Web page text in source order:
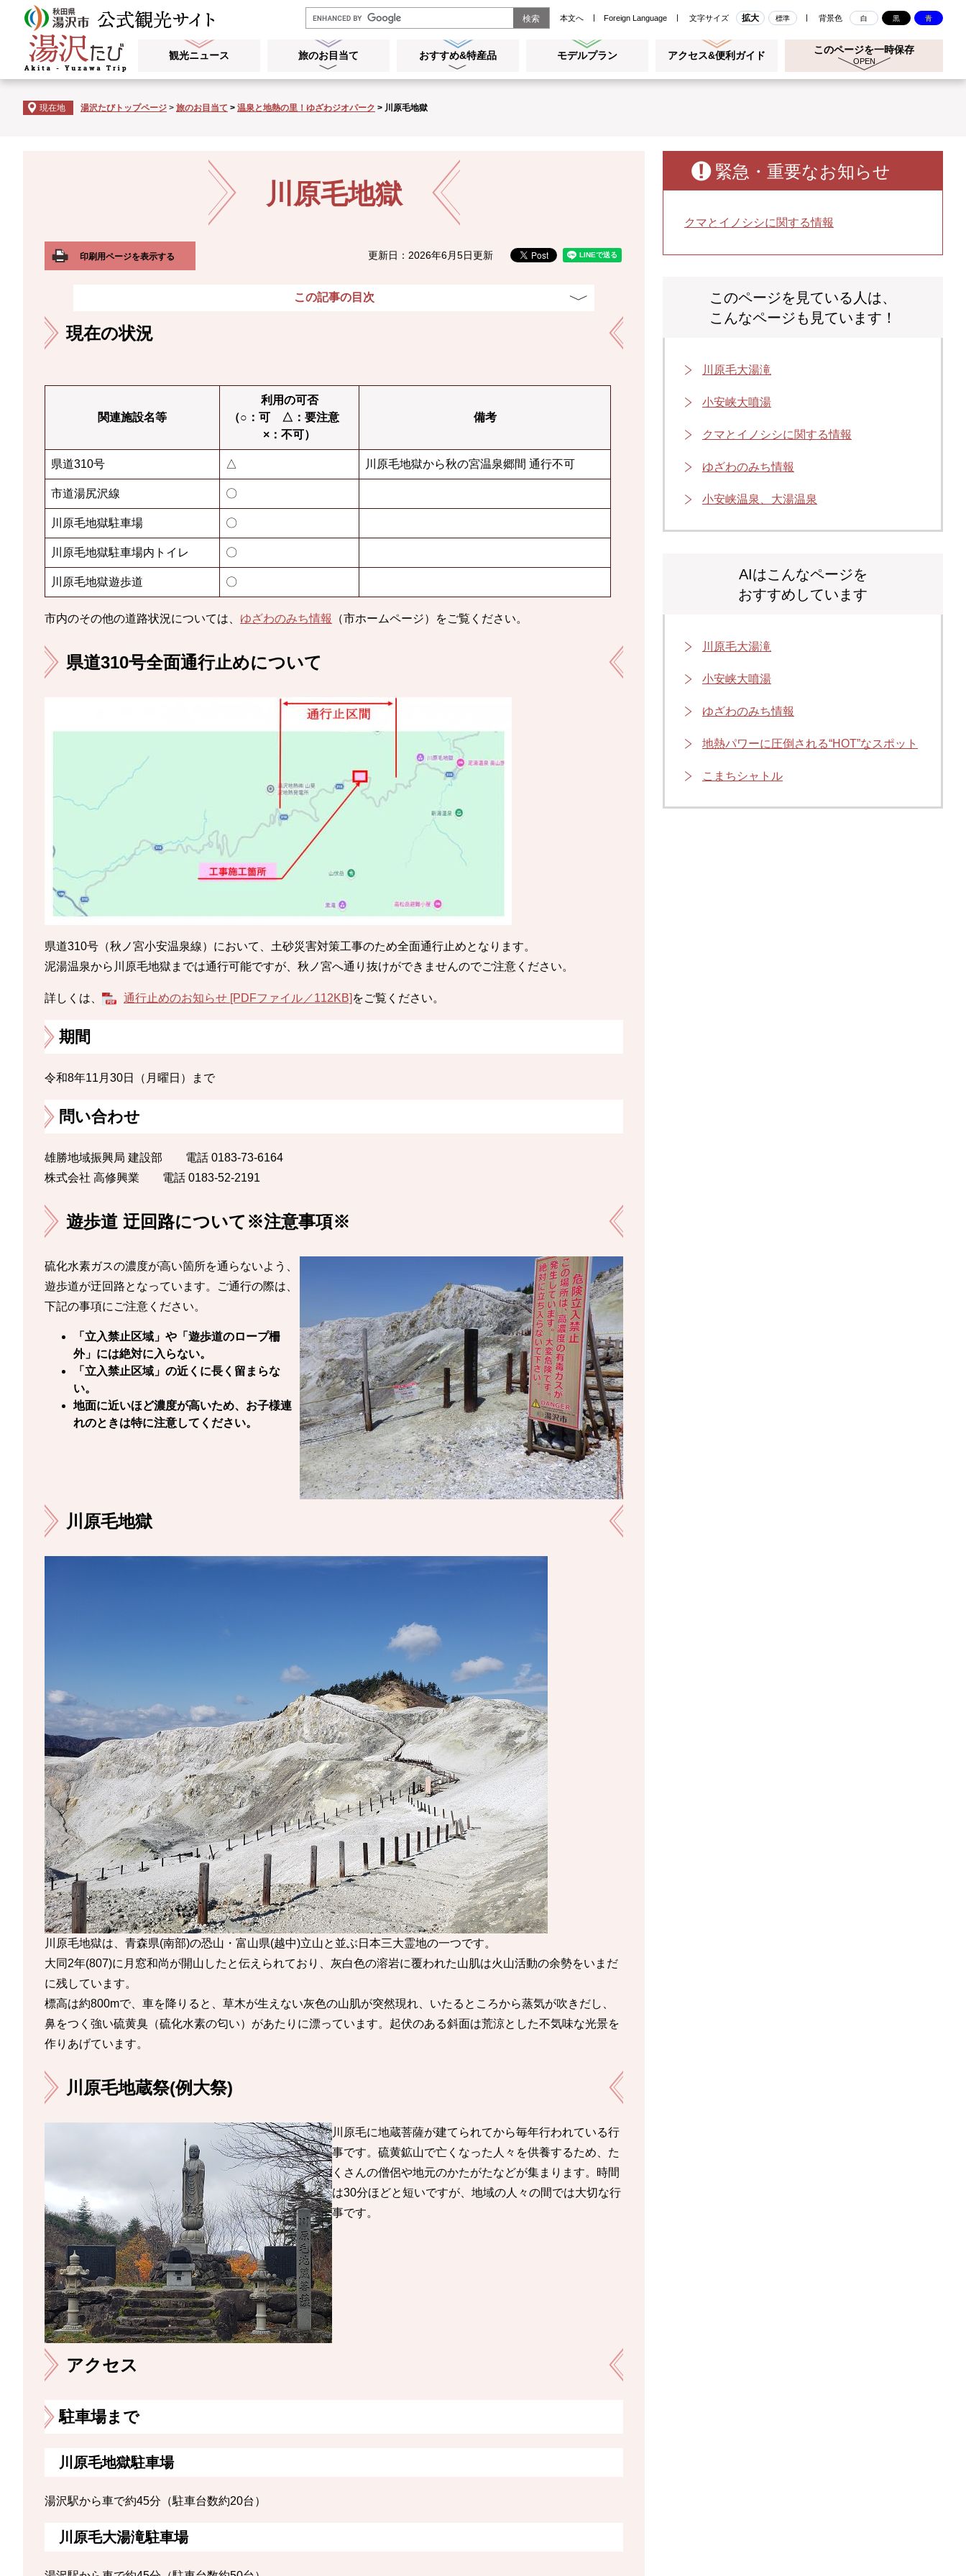
先
を
本文へ Foreign Language 文字サイズ 拡大 標準 背景色 白 黒 青
観光ニュース 旅のお目当て
ュ
おすすめ&特産品
く
モデルプラン アクセス&便利ガイド このページを一時保存
現在地 湯沢たびトップページ > 旅のお目当て > 温泉と地熱の里！ゆざわジオパーク > 川原毛地獄
川原毛地獄
印刷用ページを表示する 更新日：2026年6月5日更新
この記事の目次
現在の状況
関連施設名等
利用の可否
（○：可 △：要注意
×：不可）
備考
県道310号 △ 川原毛地獄から秋の宮温泉郷間 通行不可
市道湯尻沢線 〇
川原毛地獄駐車場 〇
川原毛地獄駐車場内トイレ 〇
川原毛地獄遊歩道 〇
市内のその他の道路状況については、 ゆざわのみち情報 （市ホームページ）をご覧ください。
県道310号全面通行止めについて
県道310号（秋ノ宮小安温泉線）において、土砂災害対策工事のため全面通行止めとなります。
泥湯温泉から川原毛地獄までは通行可能ですが、秋ノ宮へ通り抜けができませんのでご注意ください。
詳しくは、 通行止めのお知らせ [PDFファイル／112KB] をご覧ください。
期間
令和8年11月30日（月曜日）まで
問い合わせ
雄勝地域振興局 建設部 電話 0183-73-6164
株式会社 高修興業 電話 0183-52-2191
遊歩道 迂回路について※注意事項※
硫化水素ガスの濃度が高い箇所を通らないよう、
遊歩道が迂回路となっています。ご通行の際は、
下記の事項にご注意ください。
「立入禁止区域」や「遊歩道のロープ柵
外」には絶対に入らない。
「立入禁止区域」の近くに長く留まらな
い。
地面に近いほど濃度が高いため、お子様連
れのときは特に注意してください。
川原毛地獄
川原毛地獄は、青森県(南部)の恐山・富山県(越中)立山と並ぶ日本三大霊地の一つです。
大同2年(807)に月窓和尚が開山したと伝えられており、灰白色の溶岩に覆われた山肌は火山活動の余勢をいまだ
に残しています。
標高は約800mで、車を降りると、草木が生えない灰色の山肌が突然現れ、いたるところから蒸気が吹きだし、
鼻をつく強い硫黄臭（硫化水素の匂い）があたりに漂っています。起伏のある斜面は荒涼とした不気味な光景を
作りあげています。
川原毛地蔵祭(例大祭)
川原毛に地蔵菩薩が建てられてから毎年行われている行
事です。硫黄鉱山で亡くなった人々を供養するため、た
くさんの僧侶や地元のかたがたなどが集まります。時間
は30分ほどと短いですが、地域の人々の間では大切な行
事です。
アクセス
駐車場まで
川原毛地獄駐車場
湯沢駅から車で約45分（駐車台数約20台）
川原毛大湯滝駐車場
緊急・重要なお知らせ
クマとイノシシに関する情報
このページを見ている人は、
こんなページも見ています！
川原毛大湯滝
小安峡大噴湯
クマとイノシシに関する情報
ゆざわのみち情報
小安峡温泉、大湯温泉
AIはこんなページを
おすすめしています
川原毛大湯滝
小安峡大噴湯
ゆざわのみち情報
地熱パワーに圧倒される“HOT”なスポット
こまちシャトル